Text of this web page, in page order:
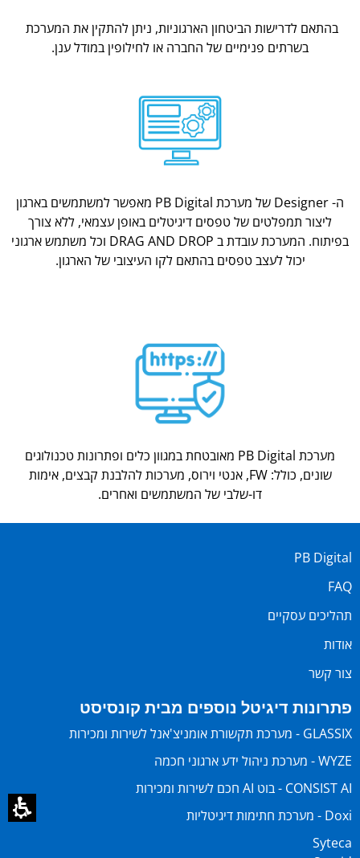
בהתאם לדרישות הביטחון הארגוניות, ניתן להתקין את המערכת
בשרתים פנימיים של החברה או לחילופין במודל ענן.
ה- Designer של מערכת PB Digital מאפשר למשתמשים בארגון
ליצור תמפלטים של טפסים דיגיטלים באופן עצמאי, ללא צורך
בפיתוח. המערכת עובדת ב DRAG AND DROP וכל משתמש ארגוני
יכול לעצב טפסים בהתאם לקו העיצובי של הארגון.
מערכת PB Digital מאובטחת במגוון כלים ופתרונות טכנולוגים
שונים, כולל: FW, אנטי וירוס, מערכות להלבנת קבצים, אימות
דו-שלבי של המשתמשים ואחרים.
PB Digital
FAQ
תהליכים עסקיים
אודות
צור קשר
פתרונות דיגיטל נוספים מבית קונסיסט
GLASSIX - מערכת תקשורת אומניצ'אנל לשירות ומכירות
WYZE - מערכת ניהול ידע ארגוני חכמה
CONSIST AI - בוט AI חכם לשירות ומכירות
Doxi - מערכת חתימות דיגיטליות
Syteca